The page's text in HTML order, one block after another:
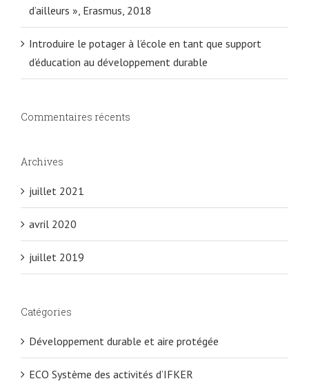
d’ailleurs », Erasmus, 2018
Introduire le potager à l’école en tant que support
d’éducation au développement durable
Commentaires récents
Archives
juillet 2021
avril 2020
juillet 2019
Catégories
Développement durable et aire protégée
ECO Système des activités d’IFKER